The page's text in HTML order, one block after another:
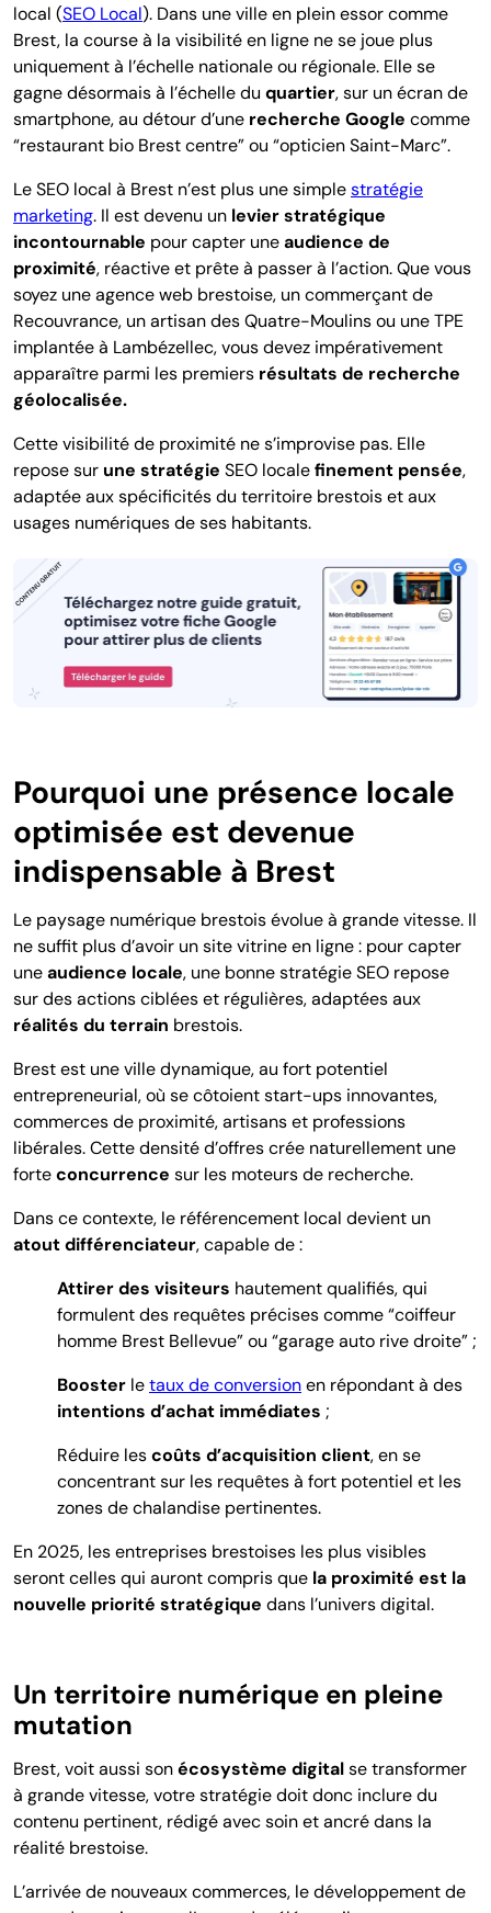
local (SEO Local). Dans une ville en plein essor comme
Brest, la course à la visibilité en ligne ne se joue plus
uniquement à l’échelle nationale ou régionale. Elle se
gagne désormais à l’échelle du quartier, sur un écran de
smartphone, au détour d’une recherche Google comme
“restaurant bio Brest centre” ou “opticien Saint-Marc”.
Le SEO local à Brest n’est plus une simplestratégie
marketing. Il est devenu un levier stratégique
incontournable pour capter uneaudience de
proximité, réactive et prête à passer à l’action. Que vous
soyez une agence web brestoise, un commerçant de
Recouvrance, un artisan des Quatre-Moulins ou une TPE
implantée à Lambézellec,vous devez impérativement
apparaître parmi les premiers résultats de recherche
géolocalisée.
Cette visibilité de proximité ne s’improvise pas. Elle
repose sur une stratégie SEO localefinement pensée,
adaptée aux spécificités du territoire brestois et aux
usages numériques de ses habitants.
Pourquoi une présence locale
optimisée est devenue
indispensable à Brest
Le paysage numérique brestois évolue à grande vitesse. Il
ne suffit plus d’avoir un site vitrine en ligne : pour capter
uneaudience locale, une bonne stratégie SEO repose
sur des actions ciblées et régulières, adaptées aux
réalités du terrain brestois.
Brest est une ville dynamique, au fort potentiel
entrepreneurial, où se côtoient start-ups innovantes,
commerces de proximité, artisans et professions
libérales. Cette densité d’offres crée naturellement une
forteconcurrence sur les moteurs de recherche.
Dans ce contexte, le référencement local devient un
atout différenciateur, capable de :
Attirer des visiteurs hautement qualifiés, qui
formulent des requêtes précises comme “coiffeur
homme Brest Bellevue” ou “garage auto rive droite” ;
Booster letaux de conversionen répondant à des
intentions d’achat immédiates ;
Réduire lescoûts d’acquisition client, en se
concentrant sur les requêtes à fort potentiel et les
zones de chalandise pertinentes.
En 2025, les entreprises brestoises les plus visibles
seront celles qui auront compris que la proximité est la
nouvelle priorité stratégique dans l’univers digital.
Un territoire numérique en pleine
mutation
Brest, voit aussi sonécosystème digitalse transformer
à grande vitesse, votre stratégie doit donc inclure du
contenu pertinent, rédigé avec soin et ancré dans la
réalité brestoise.
L’arrivée de nouveaux commerces, le développement de